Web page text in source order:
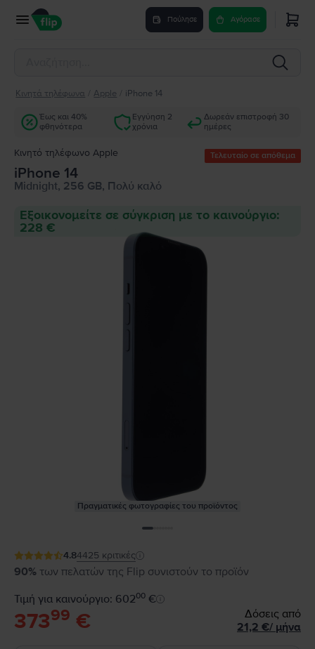
Πούλησε Αγόρασε
Κινητά τηλέφωνα Apple iPhone 14
Έως και 40%
φθηνότερα
Εγγύηση 2
χρόνια
Δωρεάν επιστροφή 30
ημέρες
Κινητό τηλέφωνο Apple Τελευταίο σε απόθεμα
iPhone 14
Midnight, 256 GB, Πολύ καλό
Εξοικονομείτε σε σύγκριση με το καινούργιο:
228 €
Πραγματικές φωτογραφίες του προϊόντος
4.84425 κριτικές
90% των πελατών της Flip συνιστούν το προϊόν
Τιμή για καινούργιο: 60200 €
37399 €
Δόσεις από
21,2 €/ μήνα